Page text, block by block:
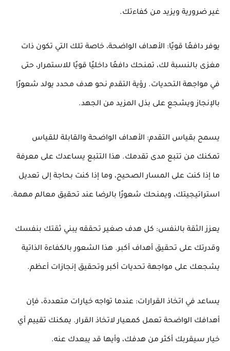
غير ضرورية ويزيد من كفاءتك.
يوفر دافعًا قويًا: الأهداف الواضحة، خاصة تلك التي تكون ذات
مغزى بالنسبة لك، تمنحك دافعًا داخليًا قويًا للاستمرار، حتى
في مواجهة التحديات. رؤية التقدم نحو هدف محدد يولد شعورًا
بالإنجاز ويشجع على بذل المزيد من الجهد.
يسمح بقياس التقدم: الأهداف الواضحة والقابلة للقياس
تمكنك من تتبع مدى تقدمك. هذا التتبع يساعدك على معرفة
ما إذا كنت على المسار الصحيح، وما إذا كنت بحاجة إلى تعديل
استراتيجيتك، ويمنحك شعورًا بالرضا عند تحقيق معالم مهمة.
يعزز الثقة بالنفس: كل هدف صغير تحققه يبني ثقتك بنفسك
وقدرتك على تحقيق أهداف أكبر. هذا الشعور بالكفاءة الذاتية
يشجعك على مواجهة تحديات أكبر وتحقيق إنجازات أعظم.
يساعد في اتخاذ القرارات: عندما تواجه خيارات متعددة، فإن
أهدافك الواضحة تعمل كمعيار لاتخاذ القرار. يمكنك تقييم أي
خيار سيقربك أكثر من هدفك، وأيها قد يبعدك عنه.